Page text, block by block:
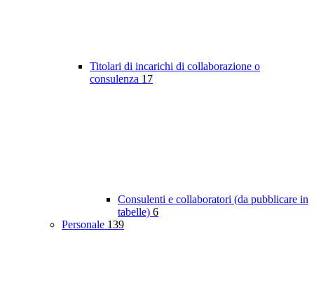
Titolari di incarichi di collaborazione o
consulenza 17
Consulenti e collaboratori (da pubblicare in
tabelle) 6
Personale 139